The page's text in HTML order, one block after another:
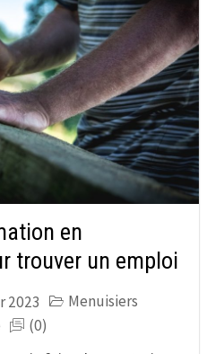
en
trouver un emploi
2023
Menuisiers
(0)